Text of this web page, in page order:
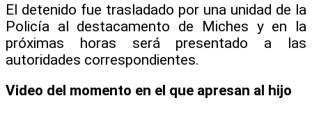
El detenido fue trasladado por una unidad de la
Policía al destacamento de Miches y en la
próximas horas será presentado a las
autoridades correspondientes.
Video del momento en el que apresan al hijo